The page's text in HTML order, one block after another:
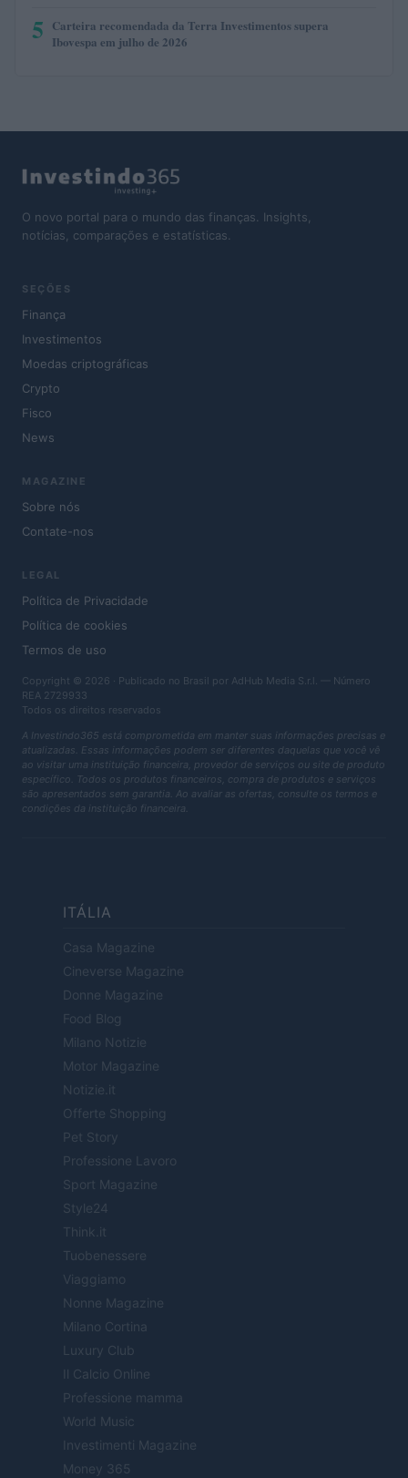
5 Carteira recomendada da Terra Investimentos supera
Ibovespa em julho de 2026
O novo portal para o mundo das finanças. Insights,
notícias, comparações e estatísticas.
SEÇÕES
Finança
Investimentos
Moedas criptográficas
Crypto
Fisco
News
MAGAZINE
Sobre nós
Contate-nos
LEGAL
Política de Privacidade
Política de cookies
Termos de uso
Copyright © 2026 · Publicado no Brasil por AdHub Media S.r.l. — Número
REA 2729933
Todos os direitos reservados
A Investindo365 está comprometida em manter suas informações precisas e
atualizadas. Essas informações podem ser diferentes daquelas que você vê
ao visitar uma instituição financeira, provedor de serviços ou site de produto
específico. Todos os produtos financeiros, compra de produtos e serviços
são apresentados sem garantia. Ao avaliar as ofertas, consulte os termos e
condições da instituição financeira.
ITÁLIA
Casa Magazine
Cineverse Magazine
Donne Magazine
Food Blog
Milano Notizie
Motor Magazine
Notizie.it
Offerte Shopping
Pet Story
Professione Lavoro
Sport Magazine
Style24
Think.it
Tuobenessere
Viaggiamo
Nonne Magazine
Milano Cortina
Luxury Club
Il Calcio Online
Professione mamma
World Music
Investimenti Magazine
Money 365